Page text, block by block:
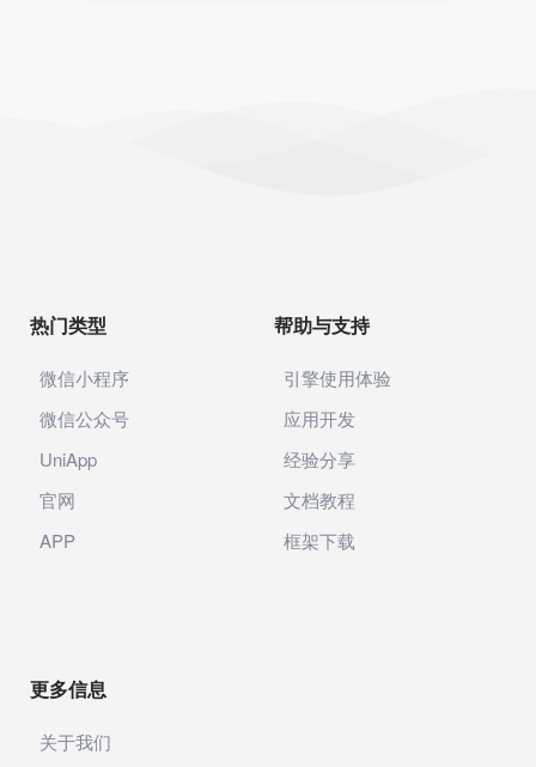
热门类型
微信小程序
微信公众号
UniApp
官网
APP
帮助与支持
引擎使用体验
应用开发
经验分享
文档教程
框架下载
更多信息
关于我们